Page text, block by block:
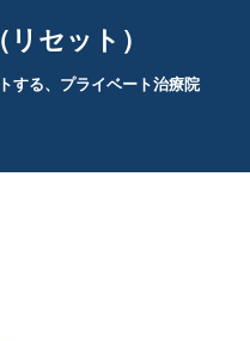
セット）
する、プライベート治療院